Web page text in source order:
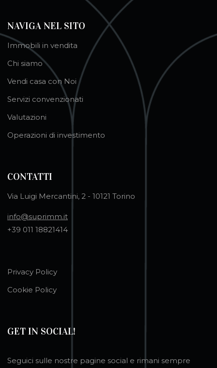
NAVIGA NEL SITO
Immobili in vendita
Chi siamo
Vendi casa con Noi
Servizi convenzionati
Valutazioni
Operazioni di investimento
CONTATTI
Via Luigi Mercantini, 2 - 10121 Torino
info@suprimm.it
+39 011 18821414
Privacy Policy
Cookie Policy
GET IN SOCIAL!
Seguici sulle nostre pagine social e rimani sempre